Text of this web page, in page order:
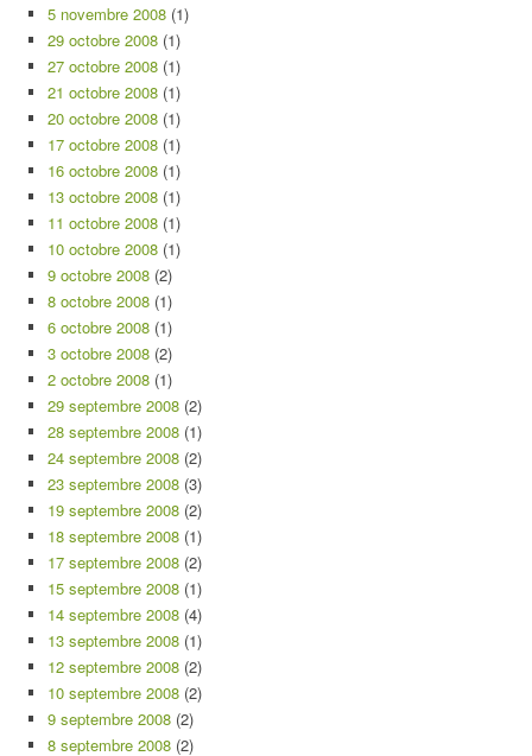
5 novembre 2008 (1)
29 octobre 2008 (1)
27 octobre 2008 (1)
21 octobre 2008 (1)
20 octobre 2008 (1)
17 octobre 2008 (1)
16 octobre 2008 (1)
13 octobre 2008 (1)
11 octobre 2008 (1)
10 octobre 2008 (1)
9 octobre 2008 (2)
8 octobre 2008 (1)
6 octobre 2008 (1)
3 octobre 2008 (2)
2 octobre 2008 (1)
29 septembre 2008 (2)
28 septembre 2008 (1)
24 septembre 2008 (2)
23 septembre 2008 (3)
19 septembre 2008 (2)
18 septembre 2008 (1)
17 septembre 2008 (2)
15 septembre 2008 (1)
14 septembre 2008 (4)
13 septembre 2008 (1)
12 septembre 2008 (2)
10 septembre 2008 (2)
9 septembre 2008 (2)
8 septembre 2008 (2)